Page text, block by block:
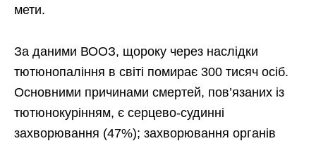
мети.
За даними ВООЗ, щороку через наслідки
тютюнопаління в світі помирає 300 тисяч осіб.
Основними причинами смертей, пов’язаних із
тютюнокурінням, є серцево-судинні
захворювання (47%); захворювання органів